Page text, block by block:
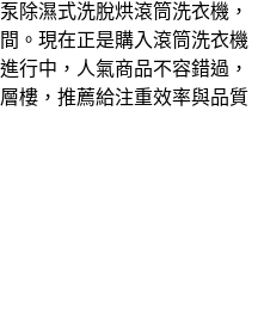
除濕式洗脫烘滾筒洗衣機，
。現在正是購入滾筒洗衣機
行中，人氣商品不容錯過，
樓，推薦給注重效率與品質